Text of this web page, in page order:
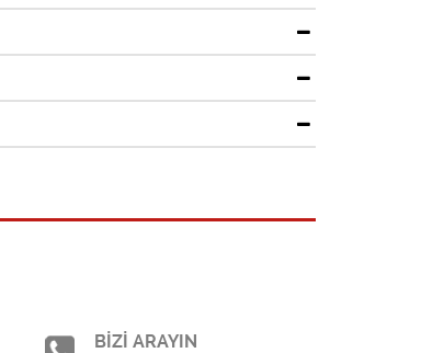
BİZİ ARAYIN